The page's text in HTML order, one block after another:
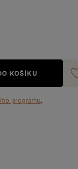
KOŠÍKU
programu.